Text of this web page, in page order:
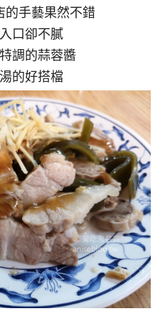
的手藝果然不錯
口卻不膩
調的蒜蓉醬
的好搭檔